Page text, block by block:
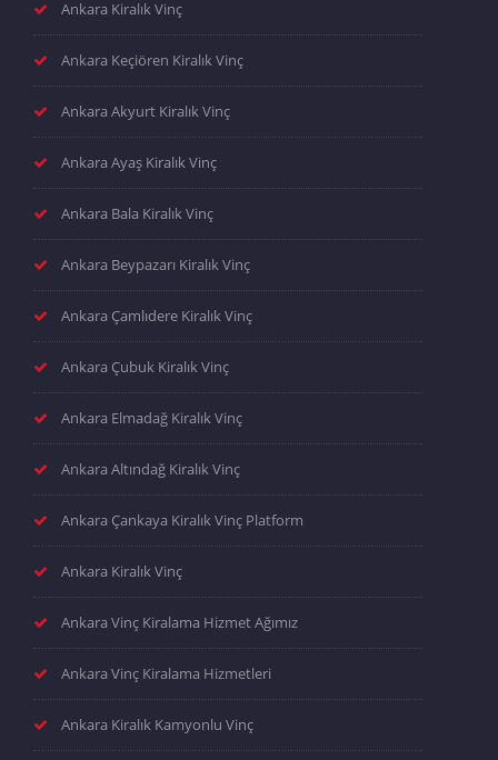
Ankara Kiralık Vinç
Ankara Keçiören Kiralık Vinç
Ankara Akyurt Kiralık Vinç
Ankara Ayaş Kiralık Vinç
Ankara Bala Kiralık Vinç
Ankara Beypazarı Kiralık Vinç
Ankara Çamlıdere Kiralık Vinç
Ankara Çubuk Kiralık Vinç
Ankara Elmadağ Kiralık Vinç
Ankara Altındağ Kiralık Vinç
Ankara Çankaya Kiralık Vinç Platform
Ankara Kiralık Vinç
Ankara Vinç Kiralama Hizmet Ağımız
Ankara Vinç Kiralama Hizmetleri
Ankara Kiralık Kamyonlu Vinç